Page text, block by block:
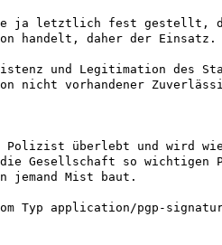
ja letztlich fest gestellt,
handelt, daher der Einsatz.
und Legitimation des
nicht vorhandener
überlebt und wird
die Gesellschaft so
jemand Mist baut.
Typ application/pgp-